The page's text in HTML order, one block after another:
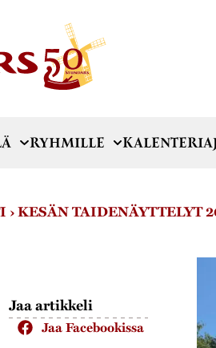
RYHMILLE KALENTERI
›KESÄN TAIDENÄYTTELYT
Jaa artikkeli
Jaa Facebookissa